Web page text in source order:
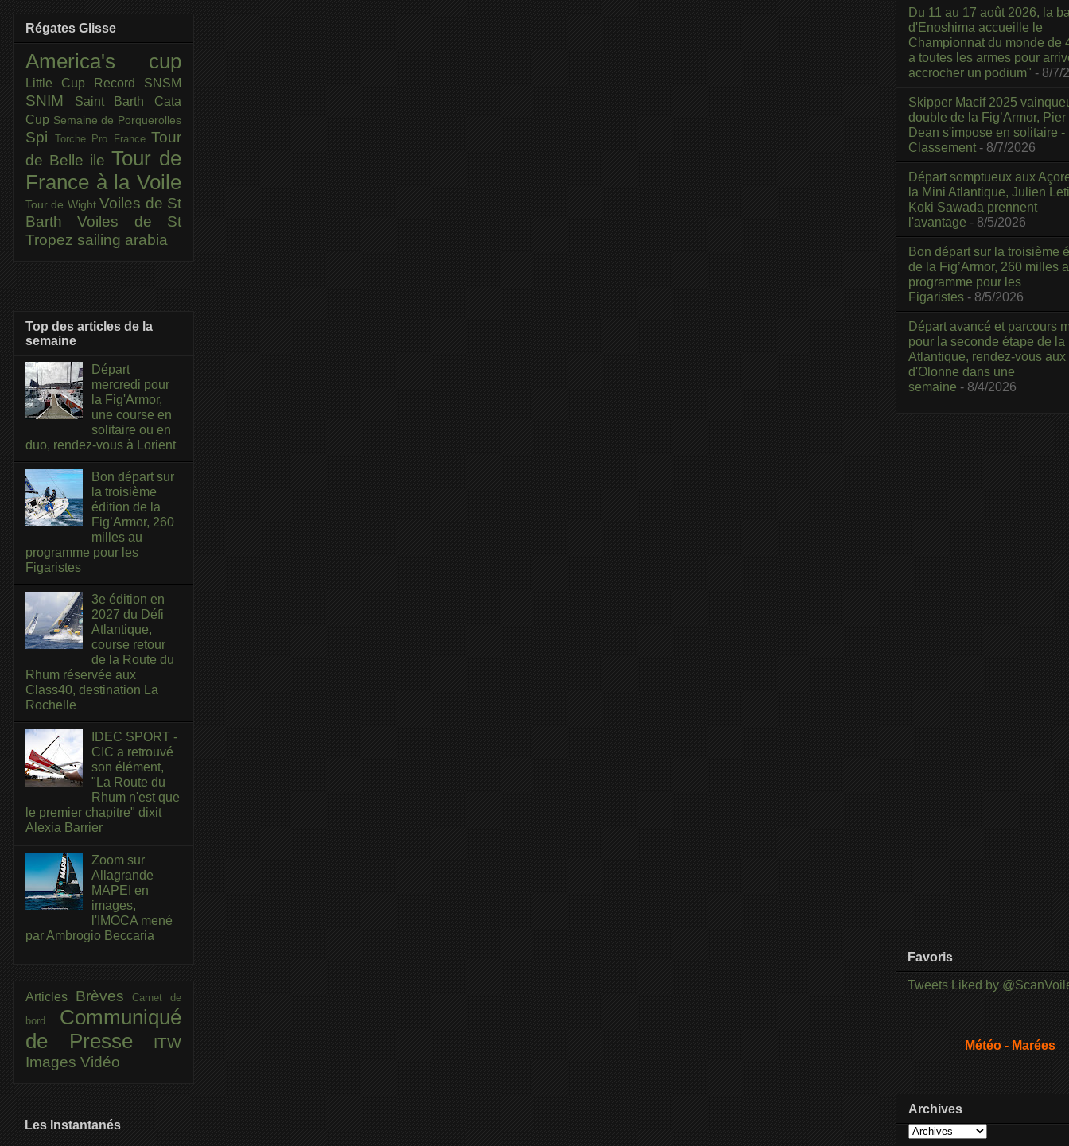
Régates Glisse
America's cup
Little Cup Record SNSM
SNIM
Saint Barth Cata
Cup Semaine de Porquerolles
Spi Torche Pro France Tour
de Belle ile Tour de
France à la Voile
Tour de Wight Voiles de St
BarthVoiles de St
Tropez sailing arabia
Top des articles de la
semaine
Départ
mercredi pour
la Fig'Armor,
une course en
solitaire ou en
duo, rendez-vous à Lorient
Bon départ sur
la troisième
édition de la
Fig’Armor, 260
milles au
programme pour les
Figaristes
3e édition en
2027 du Défi
Atlantique,
course retour
de la Route du
Rhum réservée aux
Class40, destination La
Rochelle
IDEC SPORT -
CIC a retrouvé
son élément,
"La Route du
Rhum n'est que
le premier chapitre" dixit
Alexia Barrier
Zoom sur
Allagrande
MAPEI en
images,
l'IMOCA mené
par Ambrogio Beccaria
Articles BrèvesCarnet de
bord Communiqué
de Presse
ITW
Images Vidéo
Les Instantanés
Du 11 au 17 août 2026, la
d'Enoshima accueille le
Championnat du monde de
a toutes les armes pour
accrocher un podium" - 8/7/
Skipper Macif 2025
double de la Fig’Armor,
Dean s'impose en solitaire -
Classement - 8/7/2026
Départ somptueux aux
la Mini Atlantique, Julien
Koki Sawada prennent
l'avantage - 8/5/2026
Bon départ sur la troisième
de la Fig’Armor, 260 milles
programme pour les
Figaristes - 8/5/2026
Départ avancé et parcours
pour la seconde étape de la
Atlantique, rendez-vous
d'Olonne dans une
semaine - 8/4/2026
Favoris
Tweets Liked by
Météo - Marées
Archives